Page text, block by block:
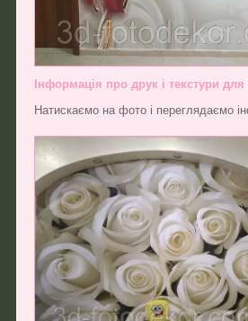
Інформація про друк і текстури
Натискаємо на фото і переглядаємо